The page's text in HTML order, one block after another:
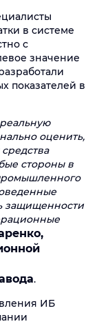
в системе
с
значение
показателей в
оценить,
стороны в
защищенности
.
ИБ